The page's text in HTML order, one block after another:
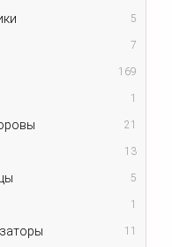
5
7
169
1
21
13
5
1
11